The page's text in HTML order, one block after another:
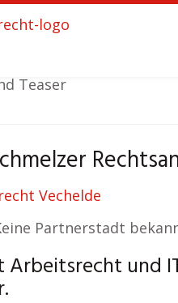
Partnerstadt
Arbeitsrecht und